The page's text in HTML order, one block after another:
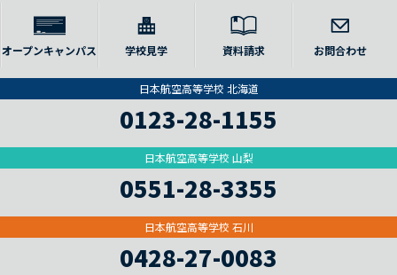
オープンキャンパス 学校見学 資料請求 お問合わせ
日本航空高等学校 北海道
0123-28-1155
日本航空高等学校 山梨
0551-28-3355
日本航空高等学校 石川
0428-27-0083